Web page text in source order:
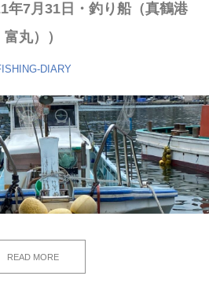
年7月31日・釣り船（真鶴港
富丸））
DIARY
READ MORE